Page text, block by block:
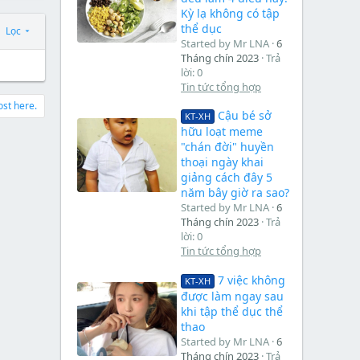
Lọc
here.
Kỳ lạ không có tập
thể dục
Started by Mr LNA 6
Tháng chín 2023 Trả
lời: 0
Tin tức tổng hợp
KT-XH
Cậu bé sở
hữu loạt meme
"chán đời" huyền
thoại ngày khai
giảng cách đây 5
năm bây giờ ra sao?
Started by Mr LNA 6
Tháng chín 2023 Trả
lời: 0
Tin tức tổng hợp
KT-XH
7 việc không
được làm ngay sau
khi tập thể dục thể
thao
Started by Mr LNA 6
Tháng chín 2023 Trả